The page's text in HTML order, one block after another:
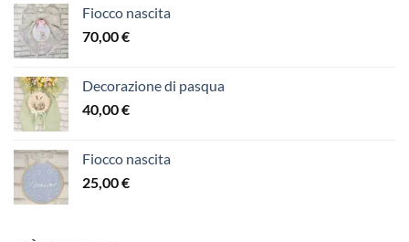
Fiocco nascita
70,00€
Decorazione di pasqua
40,00€
Fiocco nascita
25,00€